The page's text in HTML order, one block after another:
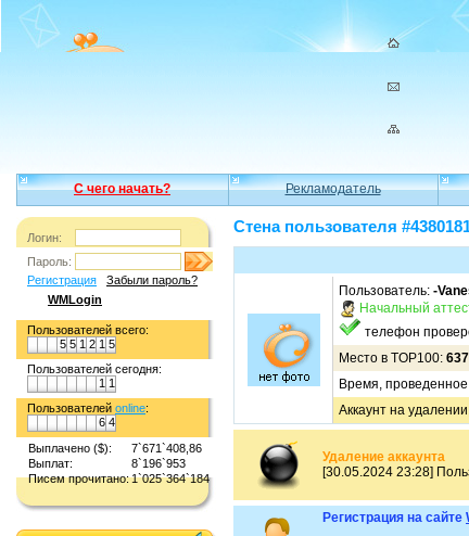
С чего начать? Рекламодатель
Логин:
Пароль:
Регистрация
Забыли пароль?
WMLogin
Пользователей всего:
5 5 1 2 1 5
Пользователей сегодня:
1 1
Пользователей online:
6 4
Выплачено ($):
7`671`408,86
Выплат:
8`196`953
Писем прочитано:1`025`364`184
Стена пользователя
Пользователь: -
Начальный
телефон
Место в TOP100:
Время, проведенное
Аккаунт на
Удаление аккаунта
[30.05.2024 23:28]
Регистрация на сайте